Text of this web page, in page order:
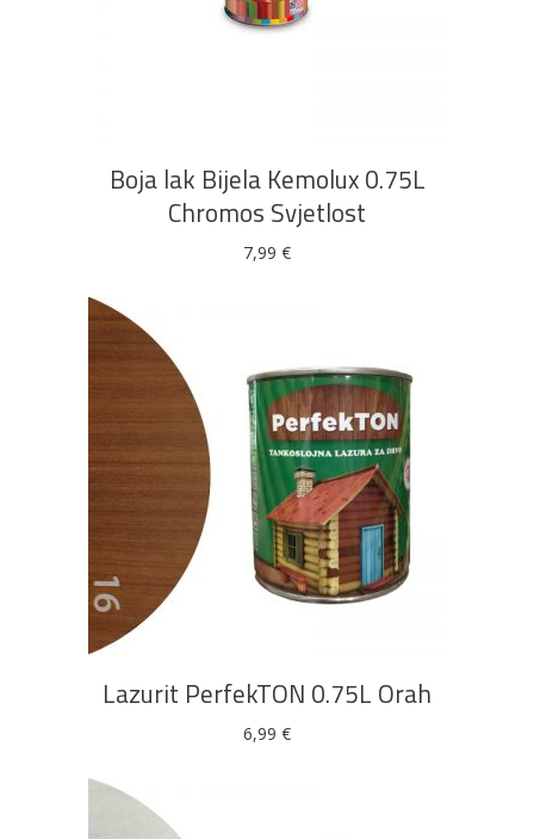
Boja lak Bijela Kemolux 0.75L
Chromos Svjetlost
7,99 €
DODAJ U KOŠARICU
Lazurit PerfekTON 0.75L Orah
6,99 €